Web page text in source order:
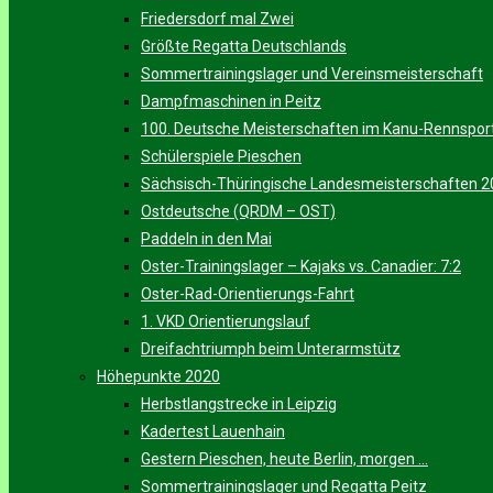
Friedersdorf mal Zwei
Größte Regatta Deutschlands
Sommertrainingslager und Vereinsmeisterschaft
Dampfmaschinen in Peitz
100. Deutsche Meisterschaften im Kanu-
Schülerspiele Pieschen
Sächsisch-Thüringische Landesmeisterschaften
Ostdeutsche (QRDM – OST)
Paddeln in den Mai
Oster-Trainingslager – Kajaks vs. Canadier: 7:2
Oster-Rad-Orientierungs-Fahrt
1. VKD Orientierungslauf
Dreifachtriumph beim Unterarmstütz
Höhepunkte 2020
Herbstlangstrecke in Leipzig
Kadertest Lauenhain
Gestern Pieschen, heute Berlin, morgen …
Sommertrainingslager und Regatta Peitz